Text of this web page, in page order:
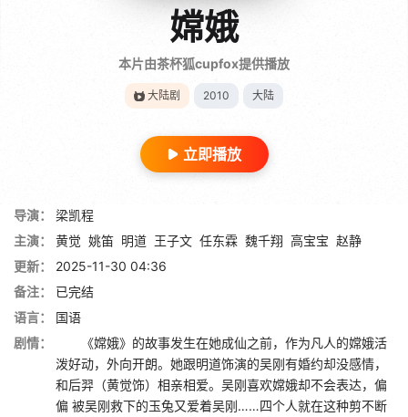
嫦娥
本片由茶杯狐cupfox提供播放
大陆剧 2010 大陆
立即播放
导演：
梁凯程
主演：
黄觉 姚笛 明道 王子文 任东霖 魏千翔 高宝宝 赵静
更新：
2025-11-30 04:36
备注：
已完结
语言：
国语
剧情：
《嫦娥》的故事发生在她成仙之前，作为凡人的嫦娥活
泼好动，外向开朗。她跟明道饰演的吴刚有婚约却没感情，
和后羿（黄觉饰）相亲相爱。吴刚喜欢嫦娥却不会表达，偏
偏 被吴刚救下的玉兔又爱着吴刚……四个人就在这种剪不断